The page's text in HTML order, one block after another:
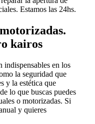
Estamos las 24hs.
kairos
indispensables en los
la seguridad que
y la estética que
lo que buscas puedes
o motorizadas. Si
y quieres